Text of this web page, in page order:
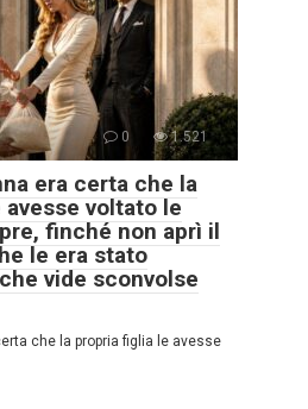
0 1.521
era certa che la
voltato le
finché non aprì il
le era stato
vide sconvolse
che la propria figlia le avesse